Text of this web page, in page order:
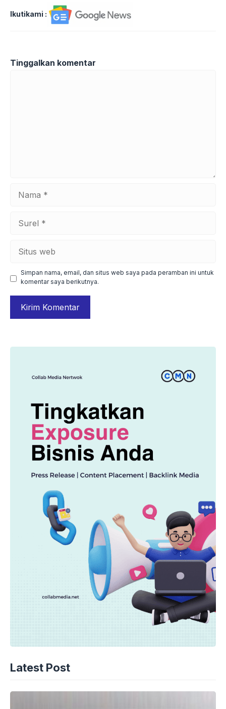
Ikutikami :
Tinggalkan komentar
web
Simpan nama, email, dan situs web saya pada peramban ini untuk
komentar saya berikutnya.
Latest Post